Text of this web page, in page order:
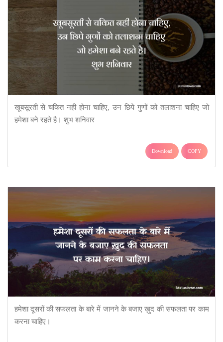
खूबसूरती से चकित नही होना चाहिए, उन छिपे गुणों को तलाशना चाहिए जो
हमेशा बने रहते है। शुभ शनिवार
Download COPY
हमेशा दूसरों की सफलता के बारे में जानने के बजाए ख़ुद की सफलता पर काम
करना चाहिए।